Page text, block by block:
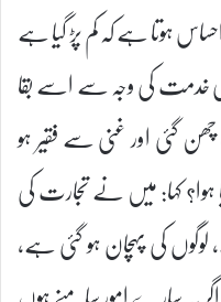
ہوتا ہے کہ کم پڑ گیا ہے
خدمت کی وجہ سے اسے بقا
گئی اور غنی سے فقیر ہو
کہا: میں نے تجارت کی
کی پہچان ہو گئی ہے،